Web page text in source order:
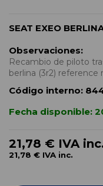
SEAT EXEO
Observaciones:
Recambio de piloto
berlina (3r2) reference
Código interno:
Fecha disponible:
21,78 € IVA
21,78 € IVA inc.